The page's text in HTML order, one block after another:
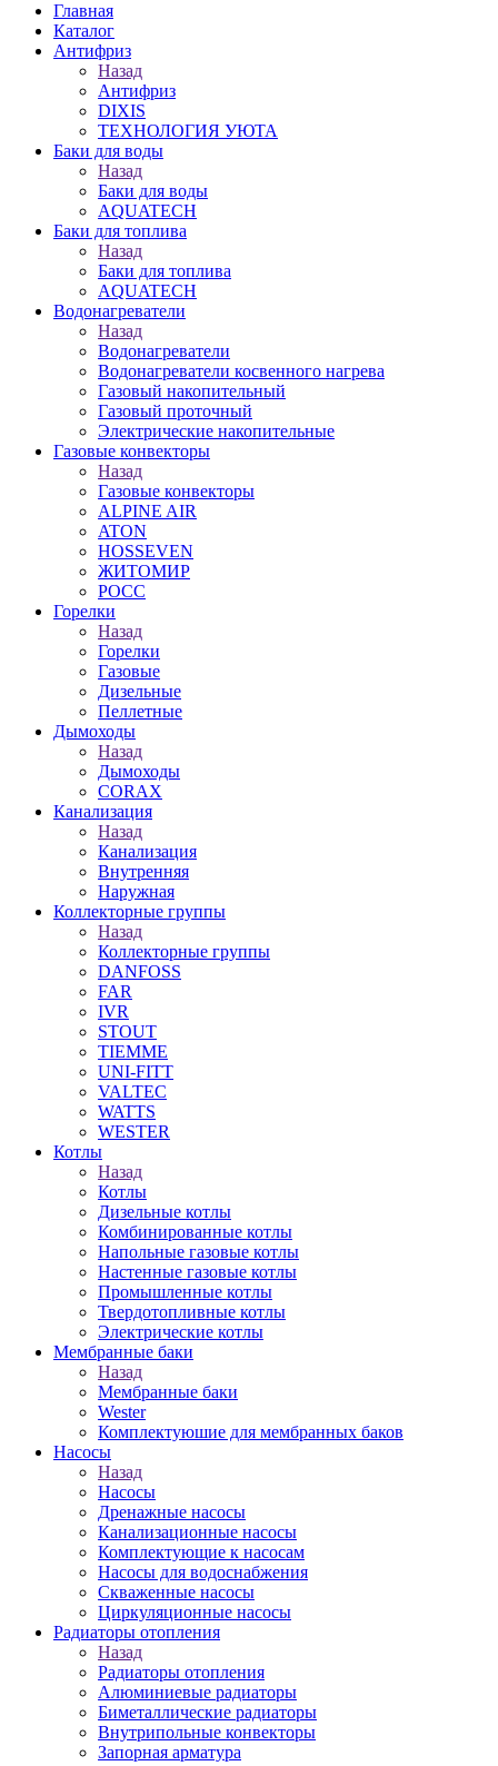
Главная
Каталог
Антифриз
Назад
Антифриз
DIXIS
ТЕХНОЛОГИЯ УЮТА
Баки для воды
Назад
Баки для воды
AQUATECH
Баки для топлива
Назад
Баки для топлива
AQUATECH
Водонагреватели
Назад
Водонагреватели
Водонагреватели косвенного нагрева
Газовый накопительный
Газовый проточный
Электрические накопительные
Газовые конвекторы
Назад
Газовые конвекторы
ALPINE AIR
ATON
HOSSEVEN
ЖИТОМИР
РОСС
Горелки
Назад
Горелки
Газовые
Дизельные
Пеллетные
Дымоходы
Назад
Дымоходы
CORAX
Канализация
Назад
Канализация
Внутренняя
Наружная
Коллекторные группы
Назад
Коллекторные группы
DANFOSS
FAR
IVR
STOUT
TIEMME
UNI-FITT
VALTEC
WATTS
WESTER
Котлы
Назад
Котлы
Дизельные котлы
Комбинированные котлы
Напольные газовые котлы
Настенные газовые котлы
Промышленные котлы
Твердотопливные котлы
Электрические котлы
Мембранные баки
Назад
Мембранные баки
Wester
Комплектуюшие для мембранных баков
Насосы
Назад
Насосы
Дренажные насосы
Канализационные насосы
Комплектующие к насосам
Насосы для водоснабжения
Скваженные насосы
Циркуляционные насосы
Радиаторы отопления
Назад
Радиаторы отопления
Алюминиевые радиаторы
Биметаллические радиаторы
Внутрипольные конвекторы
Запорная арматура